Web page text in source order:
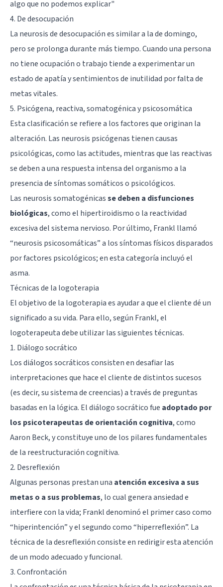
algo que no podemos explicar"
4. De desocupación
La neurosis de desocupación es similar a la de domingo,
pero se prolonga durante más tiempo. Cuando una persona
no tiene ocupación o trabajo tiende a experimentar un
estado de apatía y sentimientos de inutilidad por falta de
metas vitales.
5. Psicógena, reactiva, somatogénica y psicosomática
Esta clasificación se refiere a los factores que originan la
alteración. Las neurosis psicógenas tienen causas
psicológicas, como las actitudes, mientras que las reactivas
se deben a una respuesta intensa del organismo a la
presencia de síntomas somáticos o psicológicos.
Las neurosis somatogénicasse deben a disfunciones
biológicas, como el hipertiroidismo o la reactividad
excesiva del sistema nervioso. Por último, Frankl llamó
“neurosis psicosomáticas” a los síntomas físicos disparados
por factores psicológicos; en esta categoría incluyó el
asma.
Técnicas de la logoterapia
El objetivo de la logoterapia es ayudar a que el cliente dé un
significado a su vida. Para ello, según Frankl, el
logoterapeuta debe utilizar las siguientes técnicas.
1. Diálogo socrático
Los diálogos socráticos consisten en desafiar las
interpretaciones que hace el cliente de distintos sucesos
(es decir, su sistema de creencias) a través de preguntas
basadas en la lógica. El diálogo socrático fue adoptado por
los psicoterapeutas de orientación cognitiva, como
Aaron Beck, y constituye uno de los pilares fundamentales
de la reestructuración cognitiva.
2. Desreflexión
Algunas personas prestan una atención excesiva a sus
metas o a sus problemas, lo cual genera ansiedad e
interfiere con la vida; Frankl denominó el primer caso como
“hiperintención” y el segundo como “hiperreflexión”. La
técnica de la desreflexión consiste en redirigir esta atención
de un modo adecuado y funcional.
3. Confrontación